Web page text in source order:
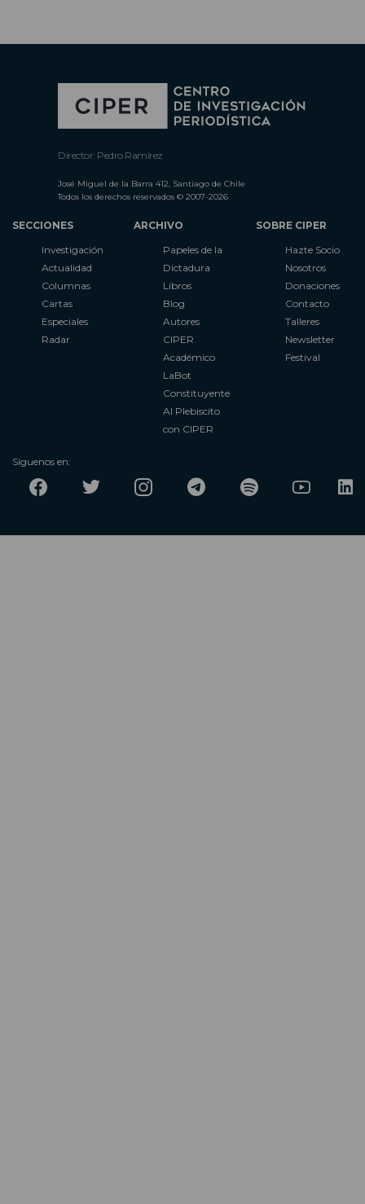
Director: Pedro Ramírez
José Miguel de la Barra 412, Santiago de Chile
Todos los derechos reservados © 2007-2026
SECCIONES
Investigación
Actualidad
Columnas
Cartas
Especiales
Radar
ARCHIVO
Papeles de la
Dictadura
Libros
Blog
Autores
CIPER
Académico
LaBot
Constituyente
Al Plebiscito
con CIPER
SOBRE CIPER
Hazte Socio
Nosotros
Donaciones
Contacto
Talleres
Newsletter
Festival
Síguenos en: